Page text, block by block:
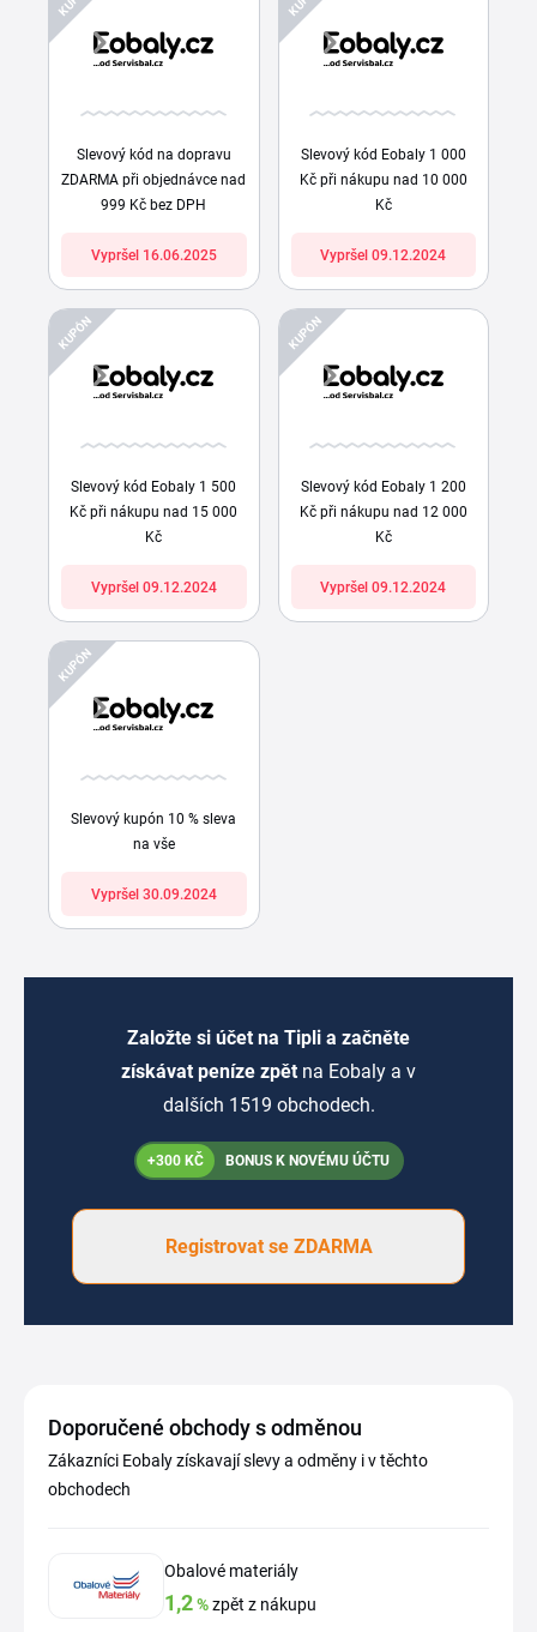
Slevový kód na dopravu
ZDARMA při objednávce nad
999 Kč bez DPH
Vypršel 16.06.2025
Slevový kód Eobaly 1 000
Kč při nákupu nad 10 000
Kč
Vypršel 09.12.2024
KUPÓN
Slevový kód Eobaly 1 500
Kč při nákupu nad 15 000
Kč
Vypršel 09.12.2024
KUPÓN
Slevový kód Eobaly 1 200
Kč při nákupu nad 12 000
Kč
Vypršel 09.12.2024
KUPÓN
Slevový kupón 10 % sleva
na vše
Vypršel 30.09.2024
Založte si účet na Tipli a začněte
získávat peníze zpět na Eobaly a v
dalších 1519 obchodech.
+300 KČ BONUS K NOVÉMU ÚČTU
Registrovat se ZDARMA
Doporučené obchody s odměnou
Zákazníci Eobaly získavají slevy a odměny i v těchto
obchodech
Obalové materiály
1,2%zpět z nákupu